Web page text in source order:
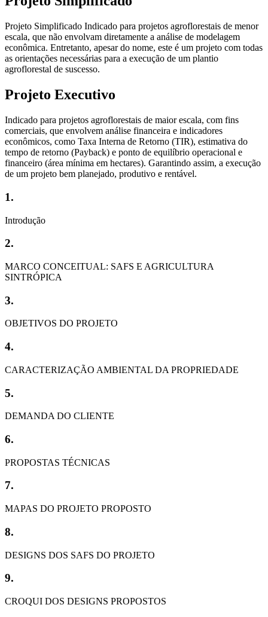
Projeto Simplificado Indicado para projetos agroflorestais de menor
escala, que não envolvam diretamente a análise de modelagem
econômica. Entretanto, apesar do nome, este é um projeto com todas
as orientações necessárias para a execução de um plantio
agroflorestal de suscesso.
Projeto Executivo
Indicado para projetos agroflorestais de maior escala, com fins
comerciais, que envolvem análise financeira e indicadores
econômicos, como Taxa Interna de Retorno (TIR), estimativa do
tempo de retorno (Payback) e ponto de equilíbrio operacional e
financeiro (área mínima em hectares). Garantindo assim, a execução
de um projeto bem planejado, produtivo e rentável.
1.
Introdução
2.
MARCO CONCEITUAL: SAFS E AGRICULTURA
SINTRÓPICA
3.
OBJETIVOS DO PROJETO
4.
CARACTERIZAÇÃO AMBIENTAL DA PROPRIEDADE
5.
DEMANDA DO CLIENTE
6.
PROPOSTAS TÉCNICAS
7.
MAPAS DO PROJETO PROPOSTO
8.
DESIGNS DOS SAFS DO PROJETO
9.
CROQUI DOS DESIGNS PROPOSTOS